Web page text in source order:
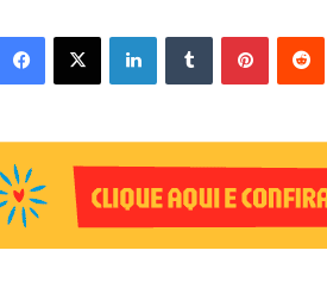
Facebook X Linkedin